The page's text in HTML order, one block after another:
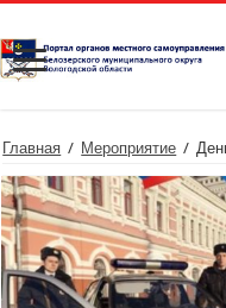
Главная / Мероприятие /